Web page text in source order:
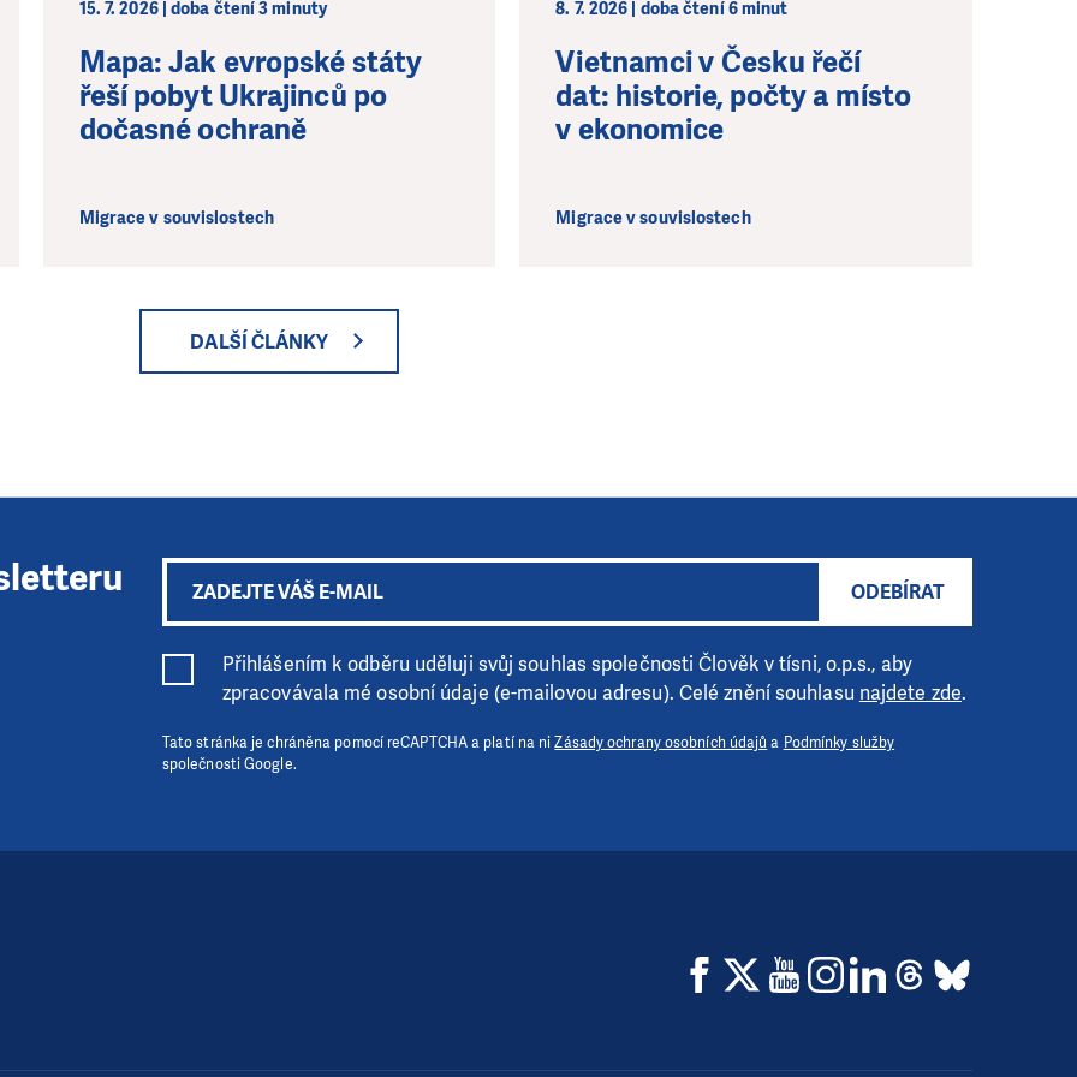
15. 7. 2026 | doba čtení 3 minuty
Mapa: Jak evropské státy
řeší pobyt Ukrajinců po
dočasné ochraně
Migrace v souvislostech
8. 7. 2026 | doba čtení 6 minut
Vietnamci v Česku řečí
dat: historie, počty a místo
v ekonomice
Migrace v souvislostech
DALŠÍ ČLÁNKY
ODEBÍRAT
Přihlášením k odběru uděluji svůj souhlas společnosti Člověk v tísni, o.p.s., aby
zpracovávala mé osobní údaje (e-mailovou adresu). Celé znění souhlasu najdete zde.
Tato stránka je chráněna pomocí reCAPTCHA a platí na niZásady ochrany osobních údajů a Podmínky služby
společnosti Google.